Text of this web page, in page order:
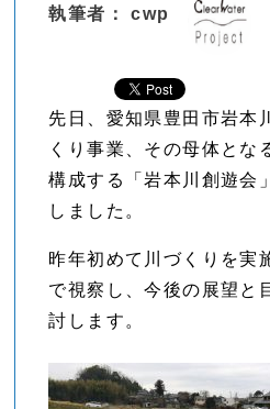
執筆者： cwp
先日、愛知県豊田市岩本
くり事業、その母体とな
構成する「岩本川創遊会
しました。
昨年初めて川づくりを実
で視察し、今後の展望と
討します。